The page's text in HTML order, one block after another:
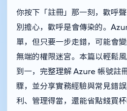
你按下「註冊」那一刻，歡呼
別擔心，歡呼是會傳染的。
單，但只要一步走錯，可能會
無端的權限迷宮。本篇以輕鬆
到一，完整理解 Azure 帳號註
驟，並分享實務經驗與常見錯
利、管理得當，還能省點錢買杯